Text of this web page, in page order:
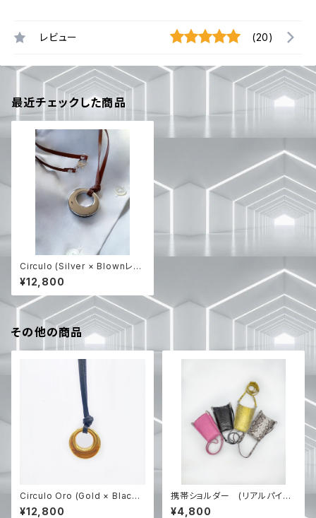
レビュー (20)
最近チェックした商品
Circulo (Silver × Blownレザ
ー) 【RIEのハンドメイド】
¥12,800
その他の商品
Circulo Oro (Gold × Black
レザー) 【RIEのハンドメイド】
¥12,800
携帯ショルダー (リアルパイソ
ン)
¥4,800